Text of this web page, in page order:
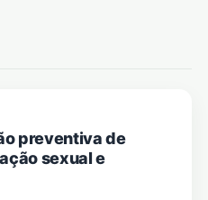
preventiva de
sexual e